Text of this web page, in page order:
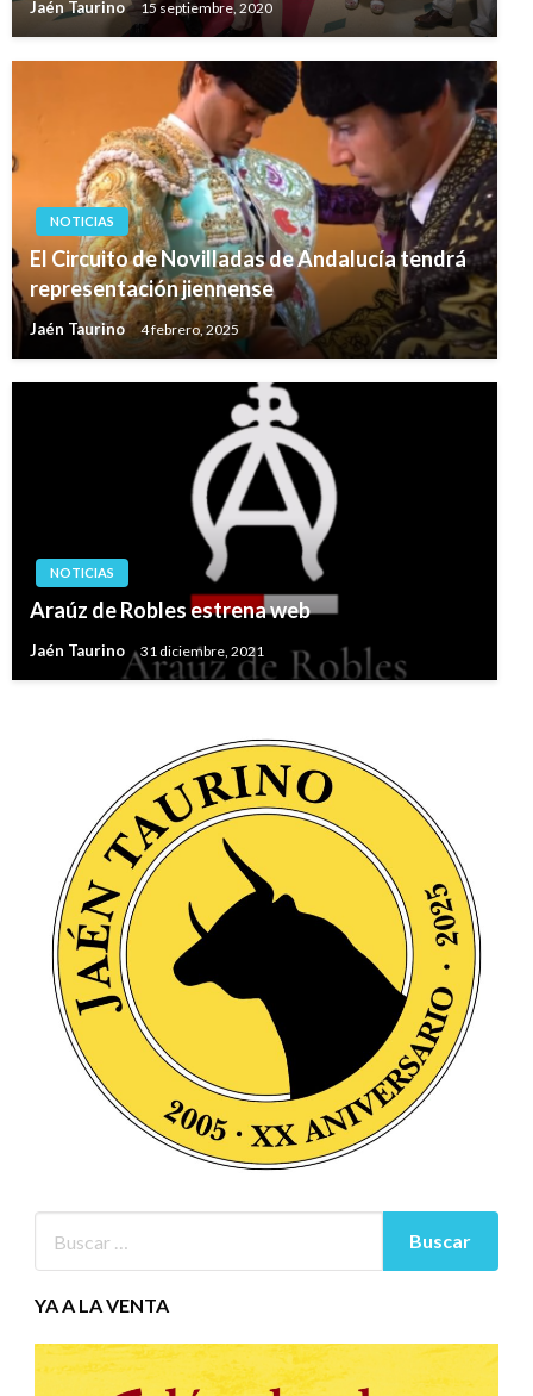
Jaén Taurino 15 septiembre, 2020
NOTICIAS
El Circuito de Novilladas de Andalucía tendrá
representación jiennense
Jaén Taurino 4 febrero, 2025
NOTICIAS
Araúz de Robles estrena web
Jaén Taurino 31 diciembre, 2021
YA A LA VENTA